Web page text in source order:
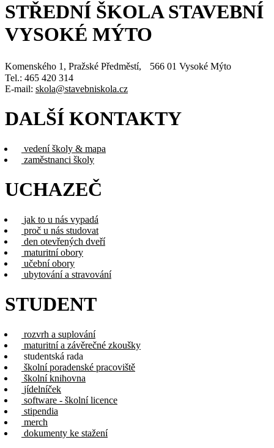
STŘEDNÍ ŠKOLA STAVEBNÍ
VYSOKÉ MÝTO
Komenského 1, Pražské Předměstí, 566 01 Vysoké Mýto
Tel.: 465 420 314
E-mail: skola@stavebniskola.cz
DALŠÍ KONTAKTY
vedení školy & mapa
zaměstnanci školy
UCHAZEČ
jak to u nás vypadá
proč u nás studovat
den otevřených dveří
maturitní obory
učební obory
ubytování a stravování
STUDENT
rozvrh a suplování
maturitní a závěrečné zkoušky
studentská rada
školní poradenské pracoviště
školní knihovna
jídelníček
software - školní licence
stipendia
merch
dokumenty ke stažení